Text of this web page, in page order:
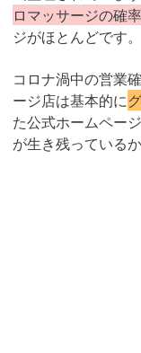
ロマッサージの確
ジがほとんどです。
コロナ渦中の営業
ージ店は基本的に
た公式ホームペー
が生き残っているか